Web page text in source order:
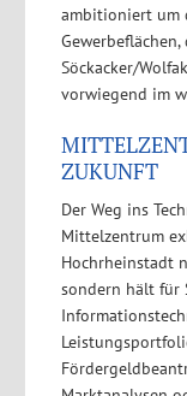
ambitioniert um
Söckacker/
vorwiegend im
ZUKUNFT
Der Weg ins
Mittelzentrum
Hochrheinstadt
sondern hält für